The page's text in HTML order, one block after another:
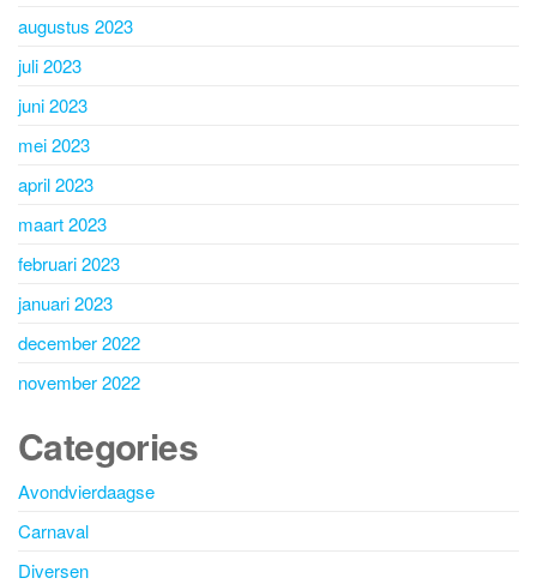
augustus 2023
juli 2023
juni 2023
mei 2023
april 2023
maart 2023
februari 2023
januari 2023
december 2022
november 2022
Categories
Avondvierdaagse
Carnaval
Diversen